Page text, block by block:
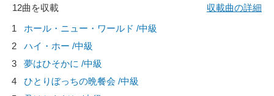
12曲を収載
収載曲の詳細
1
ホール・ニュー・ワールド /中級
2
ハイ・ホー /中級
3
夢はひそかに /中級
4
ひとりぼっちの晩餐会 /中級